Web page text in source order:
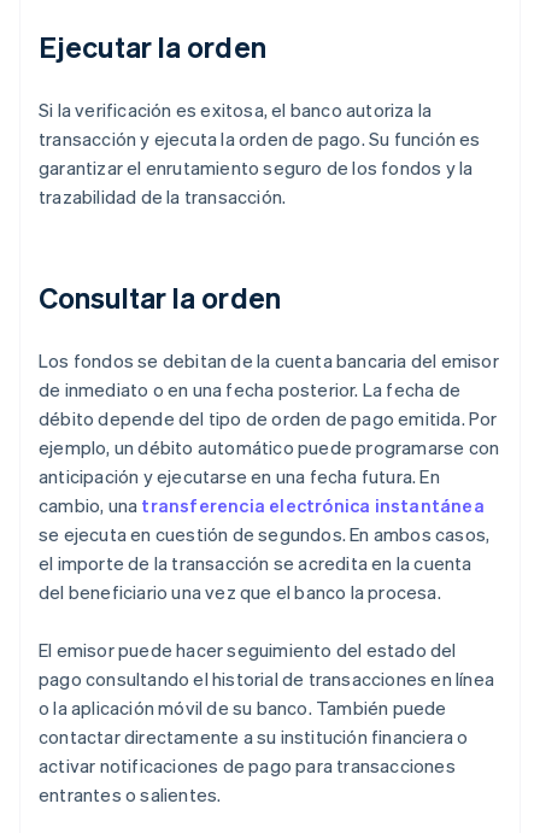
Ejecutar la orden
Si la verificación es exitosa, el banco autoriza la
transacción y ejecuta la orden de pago. Su función es
garantizar el enrutamiento seguro de los fondos y la
trazabilidad de la transacción.
Consultar la orden
Los fondos se debitan de la cuenta bancaria del emisor
de inmediato o en una fecha posterior. La fecha de
débito depende del tipo de orden de pago emitida. Por
ejemplo, un débito automático puede programarse con
anticipación y ejecutarse en una fecha futura. En
cambio, una transferencia electrónica instantánea
se ejecuta en cuestión de segundos. En ambos casos,
el importe de la transacción se acredita en la cuenta
del beneficiario una vez que el banco la procesa.
El emisor puede hacer seguimiento del estado del
pago consultando el historial de transacciones en línea
o la aplicación móvil de su banco. También puede
contactar directamente a su institución financiera o
activar notificaciones de pago para transacciones
entrantes o salientes.